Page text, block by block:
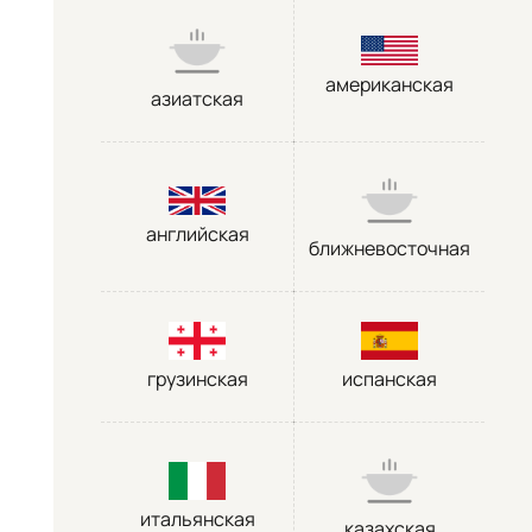
азиатская
американская
английская
ближневосточная
грузинская испанская
итальянская